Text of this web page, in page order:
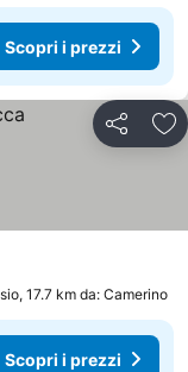
Scopri i prezzi
Condividi
17.7 km da: Camerino
Scopri i prezzi